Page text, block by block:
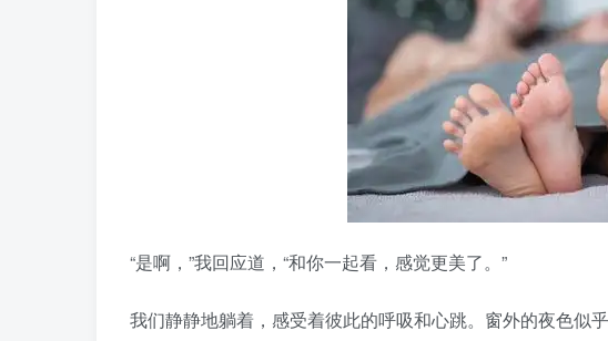
“是啊，”我回应道，“和你一起看，感觉更美了。”
我们静静地躺着，感受着彼此的呼吸和心跳。窗外的夜色似